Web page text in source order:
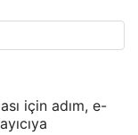
için adım, e-